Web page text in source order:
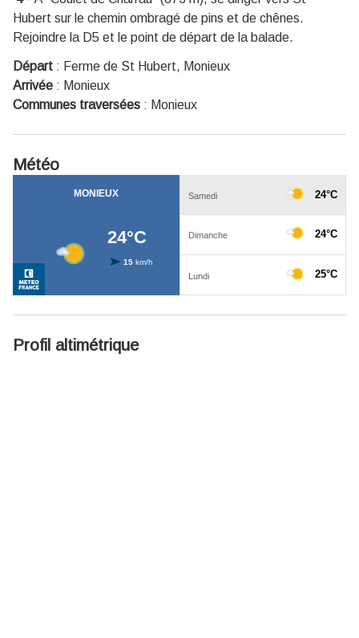
Hubert sur le chemin ombragé de pins et de chênes.
Rejoindre la D5 et le point de départ de la balade.
Départ : Ferme de St Hubert, Monieux
Arrivée : Monieux
Communes traversées : Monieux
Météo
Profil altimétrique